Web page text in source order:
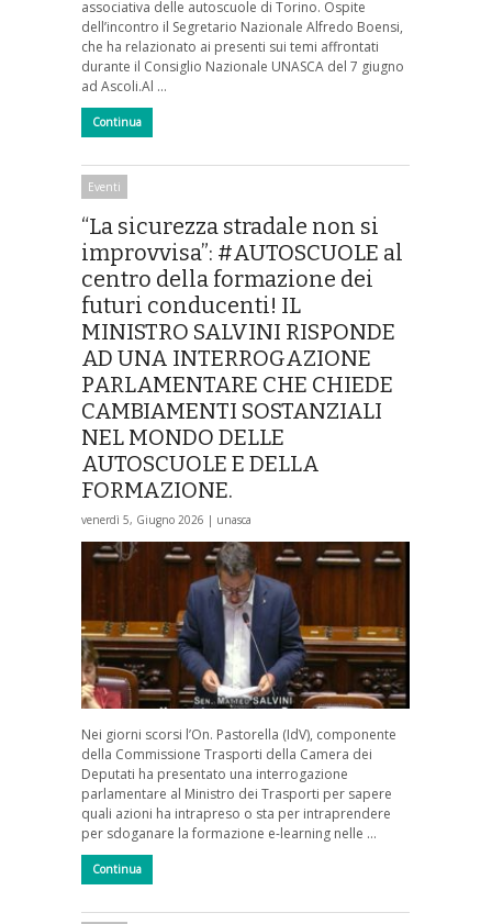
associativa delle autoscuole di Torino. Ospite
dell’incontro il Segretario Nazionale Alfredo Boensi,
che ha relazionato ai presenti sui temi affrontati
durante il Consiglio Nazionale UNASCA del 7 giugno
ad Ascoli.Al …
Continua
Eventi
“La sicurezza stradale non si
improvvisa”: #AUTOSCUOLE al
centro della formazione dei
futuri conducenti! IL
MINISTRO SALVINI RISPONDE
AD UNA INTERROGAZIONE
PARLAMENTARE CHE CHIEDE
CAMBIAMENTI SOSTANZIALI
NEL MONDO DELLE
AUTOSCUOLE E DELLA
FORMAZIONE.
venerdì 5, Giugno 2026 | unasca
Nei giorni scorsi l’On. Pastorella (IdV), componente
della Commissione Trasporti della Camera dei
Deputati ha presentato una interrogazione
parlamentare al Ministro dei Trasporti per sapere
quali azioni ha intrapreso o sta per intraprendere
per sdoganare la formazione e-learning nelle …
Continua